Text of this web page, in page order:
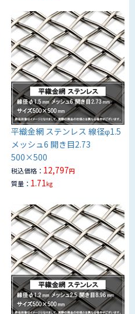
平織金網 ステンレス 線径φ1.5
メッシュ6 開き目2.73
500×500
税込価格： 12,797円
質量： 1.71kg